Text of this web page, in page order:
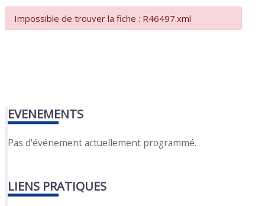
Impossible de trouver la fiche : R46497.xml
EVENEMENTS
Pas d'événement actuellement programmé.
LIENS PRATIQUES